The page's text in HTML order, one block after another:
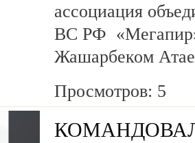
ассоциация
ВС РФ «Мегапир»
Жашарбеком
Просмотров: 5